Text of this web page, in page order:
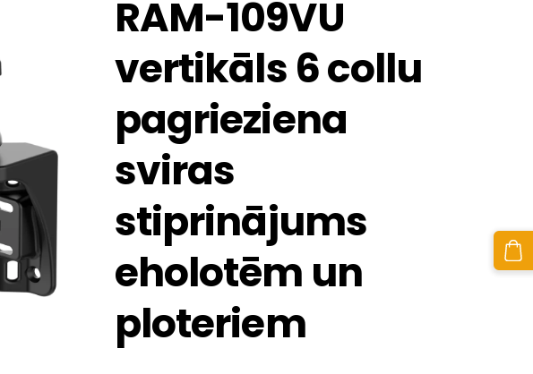
RAM-109VU
vertikāls 6 collu
pagrieziena
sviras
stiprinājums
eholotēm un
ploteriem